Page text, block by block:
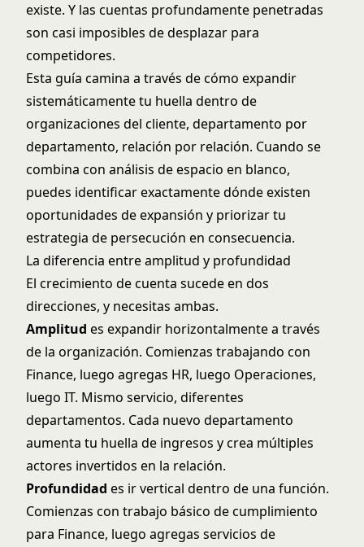
existe. Y las cuentas profundamente penetradas
son casi imposibles de desplazar para
competidores.
Esta guía camina a través de cómo expandir
sistemáticamente tu huella dentro de
organizaciones del cliente, departamento por
departamento, relación por relación. Cuando se
combina con análisis de espacio en blanco,
puedes identificar exactamente dónde existen
oportunidades de expansión y priorizar tu
estrategia de persecución en consecuencia.
La diferencia entre amplitud y profundidad
El crecimiento de cuenta sucede en dos
direcciones, y necesitas ambas.
Amplitud es expandir horizontalmente a través
de la organización. Comienzas trabajando con
Finance, luego agregas HR, luego Operaciones,
luego IT. Mismo servicio, diferentes
departamentos. Cada nuevo departamento
aumenta tu huella de ingresos y crea múltiples
actores invertidos en la relación.
Profundidad es ir vertical dentro de una función.
Comienzas con trabajo básico de cumplimiento
para Finance, luego agregas servicios de